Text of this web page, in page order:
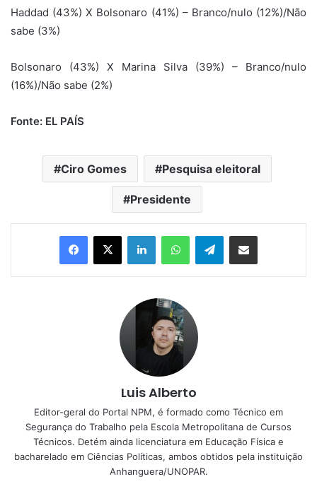
Haddad (43%) X Bolsonaro (41%) – Branco/nulo (12%)/Não
sabe (3%)
Bolsonaro (43%) X Marina Silva (39%) – Branco/nulo
(16%)/Não sabe (2%)
Fonte: EL PAÍS
Ciro Gomes Pesquisa eleitoral
Presidente
Telegram
Luis Alberto
Editor-geral do Portal NPM, é formado como Técnico em
Segurança do Trabalho pela Escola Metropolitana de Cursos
Técnicos. Detém ainda licenciatura em Educação Física e
bacharelado em Ciências Políticas, ambos obtidos pela instituição
Anhanguera/UNOPAR.